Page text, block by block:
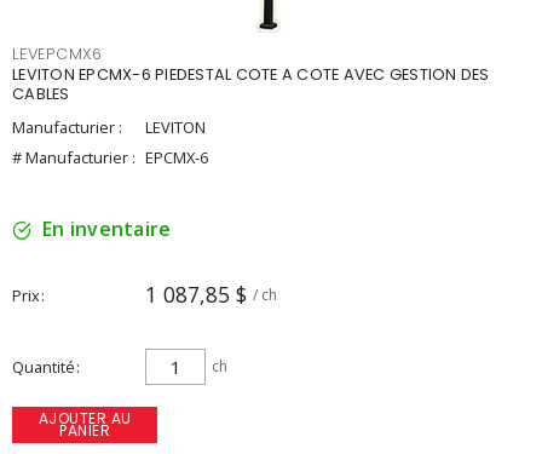
LEVEPCMX6
LEVITON EPCMX-6 PIEDESTAL COTE A COTE AVEC GESTION DES
CABLES
Manufacturier :
LEVITON
# Manufacturier : EPCMX-6
En inventaire
Prix 1 087,85 $ / ch
Quantité ch
AJOUTER AU
PANIER